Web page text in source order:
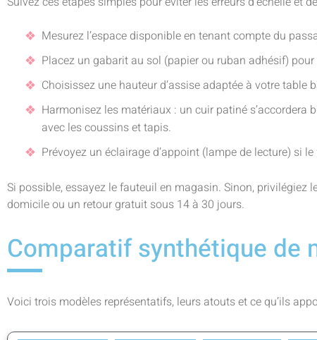
Mesurez l’espace disponible en tenant compte du
Placez un gabarit au sol (papier ou ruban adhésif)
Choisissez une hauteur d’assise adaptée à votre table
Harmonisez les matériaux : un cuir patiné s’accordera
avec les coussins et tapis.
Prévoyez un éclairage d’appoint (lampe de lecture) si
Si possible, essayez le fauteuil en magasin. Sinon, privilégiez
domicile ou un retour gratuit sous 14 à 30 jours.
Comparatif synthétique de
Voici trois modèles représentatifs, leurs atouts et ce qu’ils